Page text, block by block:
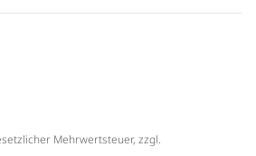
Mehrwertsteuer, zzgl.